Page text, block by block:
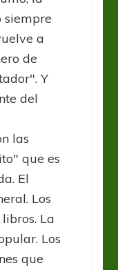
siempre
a
de
Y
del
las
que es
El
Los
La
Los
que